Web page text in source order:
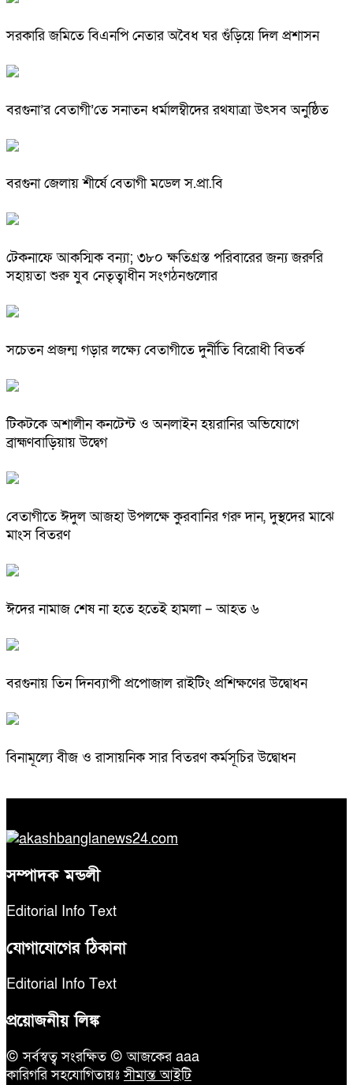
সরকারি জমিতে বিএনপি নেতার অবৈধ ঘর গুঁড়িয়ে দিল প্রশাসন
বরগুনা’র বেতাগী’তে সনাতন ধর্মালম্বীদের রথযাত্রা উৎসব অনুষ্ঠিত
বরগুনা জেলায় শীর্ষে বেতাগী মডেল স.প্রা.বি
টেকনাফে আকস্মিক বন্যা; ৩৮০ ক্ষতিগ্রস্ত পরিবারের জন্য জরুরি
সহায়তা শুরু যুব নেতৃত্বাধীন সংগঠনগুলোর
সচেতন প্রজন্ম গড়ার লক্ষ্যে বেতাগীতে দুর্নীতি বিরোধী বিতর্ক
টিকটকে অশালীন কনটেন্ট ও অনলাইন হয়রানির অভিযোগে
ব্রাহ্মণবাড়িয়ায় উদ্বেগ
বেতাগীতে ঈদুল আজহা উপলক্ষে কুরবানির গরু দান, দুস্থদের মাঝে
মাংস বিতরণ
ঈদের নামাজ শেষ না হতে হতেই হামলা – আহত ৬
বরগুনায় তিন দিনব্যাপী প্রপোজাল রাইটিং প্রশিক্ষণের উদ্বোধন
বিনামূল্যে বীজ ও রাসায়নিক সার বিতরণ কর্মসূচির উদ্বোধন
সম্পাদক মন্ডলী
Editorial Info Text
যোগাযোগের ঠিকানা
Editorial Info Text
প্রয়োজনীয় লিঙ্ক
© সর্বস্বত্ব সংরক্ষিত © আজকের aaa
কারিগরি সহযোগিতায়ঃসীমান্ত আইটি